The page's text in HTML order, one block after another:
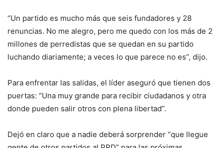
“Un partido es mucho más que seis fundadores y 28
renuncias. No me alegro, pero me quedo con los más de 2
millones de perredistas que se quedan en su partido
luchando diariamente; a veces lo que parece no es”, dijo.
Para enfrentar las salidas, el líder aseguró que tienen dos
puertas: “Una muy grande para recibir ciudadanos y otra
donde pueden salir otros con plena libertad”.
Dejó en claro que a nadie deberá sorprender “que llegue